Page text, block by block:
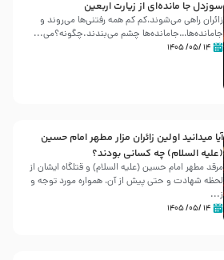
سوزدل جا مانده‌ای از زیارت اربعین
زائران راهی می‌شوند،کم‌ کم همه رفتنی‌ها می‌روند و
جامانده‌ها…جامانده‌ها چشم می‌بندند.چگونه؟می‌...
۱۴ /۰۵/ ۱۴۰۵
آیا میدانید اولین زائران مزار مطهر امام حسین
(علیه السلام) چه کسانی بودند؟
مرقد مطهر امام حسین (علیه السلام) و قتلگاه ایشان از
لحظه شهادت و حتی پیش از آن، همواره مورد توجه و
ز...
۱۴ /۰۵/ ۱۴۰۵